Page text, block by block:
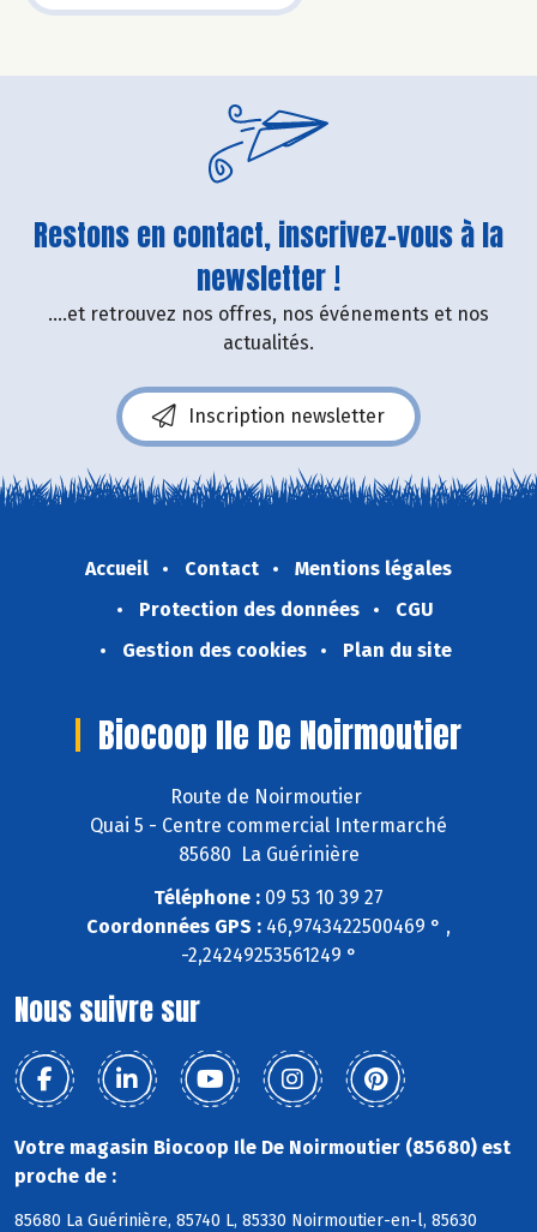
Restons en contact, inscrivez-vous à la
newsletter !
....et retrouvez nos offres, nos événements et nos
actualités.
Inscription newsletter
Accueil Contact
Mentions légales
Protection des données
CGU
Gestion des cookies
Plan du site
Biocoop Ile De Noirmoutier
Route de Noirmoutier
Quai 5 - Centre commercial Intermarché
85680 La Guérinière
Téléphone : 09 53 10 39 27
Coordonnées GPS : 46,9743422500469 ° ,
-2,24249253561249 °
Nous suivre sur
Votre magasin Biocoop Ile De Noirmoutier (85680) est
proche de :
85680 La Guérinière, 85740 L, 85330 Noirmoutier-en-l, 85630